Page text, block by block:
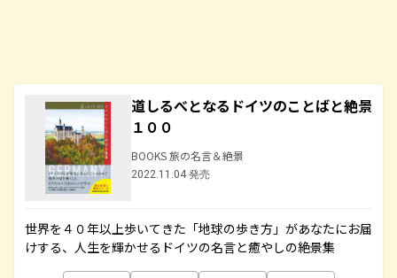
道しるべとなるドイツのことばと絶景
１００
BOOKS 旅の名言＆絶景
2022.11.04 発売
世界を４０年以上歩いてきた「地球の歩き方」があなたにお届
けする、人生を輝かせるドイツの名言と癒やしの絶景集